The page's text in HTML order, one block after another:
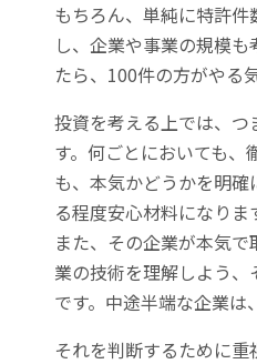
もちろん、単純に特許
し、企業や事業の規模
たら、100件の方がやる
投資を考える上では、
す。何ごとにおいても
も、本気かどうかを明
る程度安心材料になりま
また、その企業が本気
業の技術を理解しよう
です。中途半端な企業は
それを判断するために重